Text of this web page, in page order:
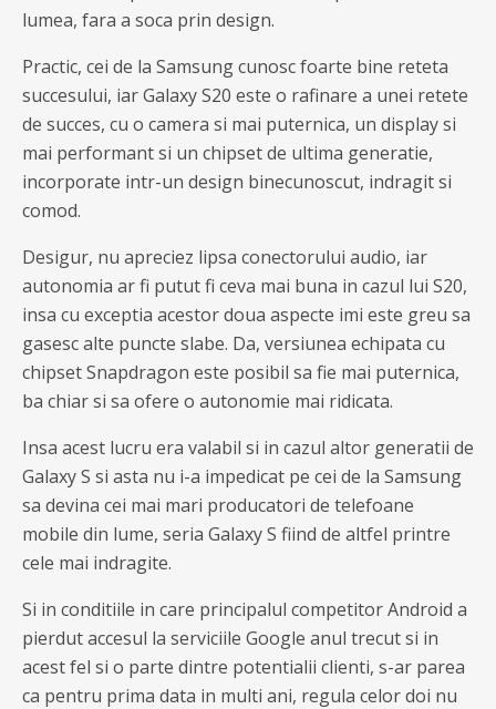
lumea, fara a soca prin design.
Practic, cei de la Samsung cunosc foarte bine reteta
succesului, iar Galaxy S20 este o rafinare a unei retete
de succes, cu o camera si mai puternica, un display si
mai performant si un chipset de ultima generatie,
incorporate intr-un design binecunoscut, indragit si
comod.
Desigur, nu apreciez lipsa conectorului audio, iar
autonomia ar fi putut fi ceva mai buna in cazul lui S20,
insa cu exceptia acestor doua aspecte imi este greu sa
gasesc alte puncte slabe. Da, versiunea echipata cu
chipset Snapdragon este posibil sa fie mai puternica,
ba chiar si sa ofere o autonomie mai ridicata.
Insa acest lucru era valabil si in cazul altor generatii de
Galaxy S si asta nu i-a impedicat pe cei de la Samsung
sa devina cei mai mari producatori de telefoane
mobile din lume, seria Galaxy S fiind de altfel printre
cele mai indragite.
Si in conditiile in care principalul competitor Android a
pierdut accesul la serviciile Google anul trecut si in
acest fel si o parte dintre potentialii clienti, s-ar parea
ca pentru prima data in multi ani, regula celor doi nu